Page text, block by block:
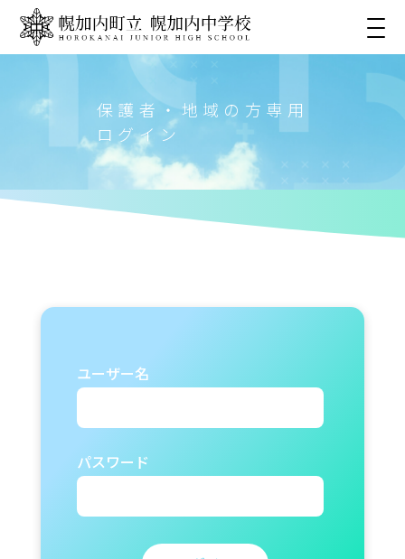
保護者・地域の方専用
ログイン
ユーザー名
パスワード